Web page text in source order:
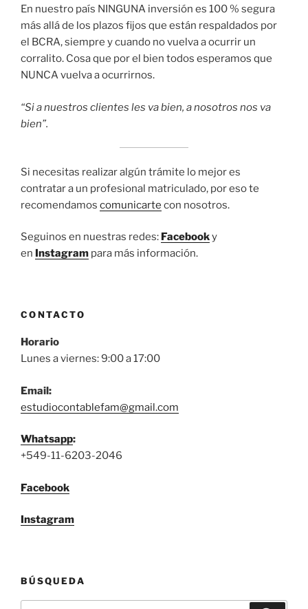
En nuestro país NINGUNA inversión es 100 % segura
más allá de los plazos fijos que están respaldados por
el BCRA, siempre y cuando no vuelva a ocurrir un
corralito. Cosa que por el bien todos esperamos que
NUNCA vuelva a ocurrirnos.
“Si a nuestros clientes les va bien, a nosotros nos va
bien”.
Si necesitas realizar algún trámite lo mejor es
contratar a un profesional matriculado, por eso te
recomendamos comunicarte con nosotros.
Seguinos en nuestras redes: Facebooky
en Instagram para más información.
CONTACTO
Horario
Lunes a viernes: 9:00 a 17:00
Email:
estudiocontablefam@gmail.com
Whatsapp:
+549-11-6203-2046
Facebook
Instagram
BÚSQUEDA